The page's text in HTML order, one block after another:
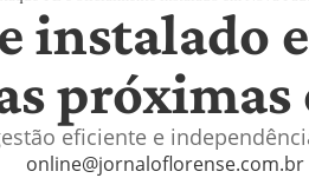
instalado
próximas
eficiente e
online@jornaloflorense.com.br